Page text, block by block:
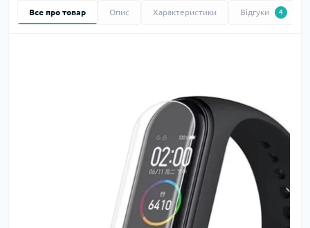
Все про товар Опис Характеристики Відгуки 4